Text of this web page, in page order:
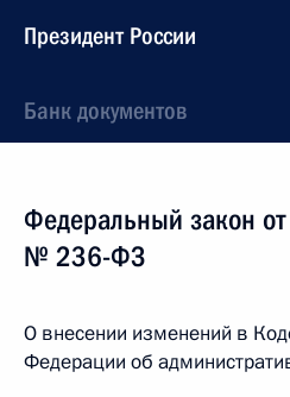
Президент России
Банк документов
Федеральный закон
№ 236-ФЗ
О внесении изменений в
Федерации об